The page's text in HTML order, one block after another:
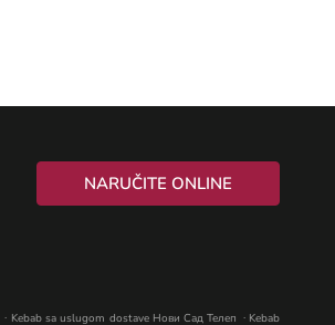
NARUČITE ONLINE
. Kebab sa uslugom dostave Нови Сад Телеп . Kebab